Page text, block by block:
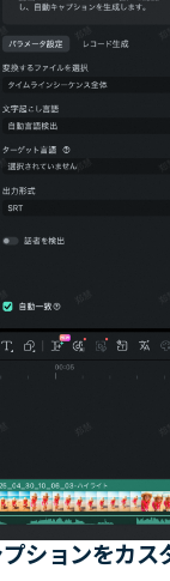
ションをカス